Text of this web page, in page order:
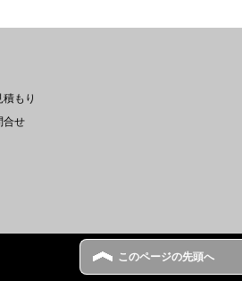
積もり
合せ
このページの先頭へ